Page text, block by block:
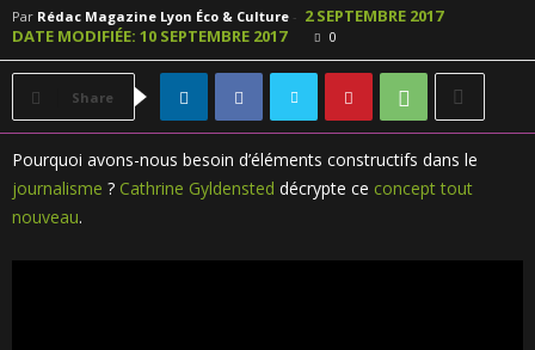
Par Rédac Magazine Lyon Éco & Culture - 2 SEPTEMBRE 2017
DATE MODIFIÉE: 10 SEPTEMBRE 2017
0
Share
Pourquoi avons-nous besoin d’éléments constructifs dans le
journalisme ? Cathrine Gyldensted décrypte ce concept tout
nouveau.